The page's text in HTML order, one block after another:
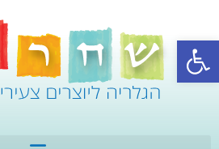
פתח סרגל נגישות